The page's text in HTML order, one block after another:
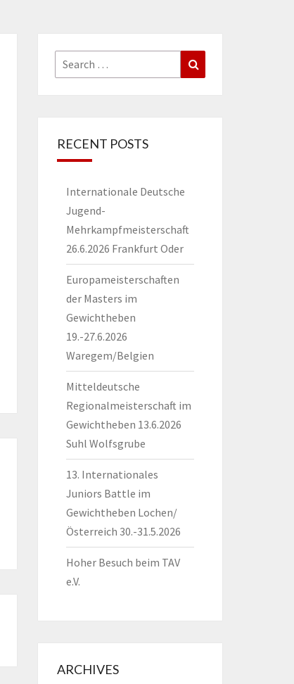
Search
for:
RECENT POSTS
Internationale Deutsche
Jugend-
Mehrkampfmeisterschaft
26.6.2026 Frankfurt Oder
Europameisterschaften
der Masters im
Gewichtheben
19.-27.6.2026
Waregem/Belgien
Mitteldeutsche
Regionalmeisterschaft im
Gewichtheben 13.6.2026
Suhl Wolfsgrube
13. Internationales
Juniors Battle im
Gewichtheben Lochen/
Österreich 30.-31.5.2026
Hoher Besuch beim TAV
e.V.
ARCHIVES